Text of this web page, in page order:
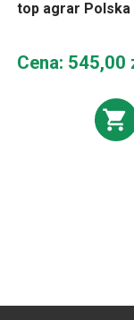
top agrar Polska
Cena
Cena: 545,00